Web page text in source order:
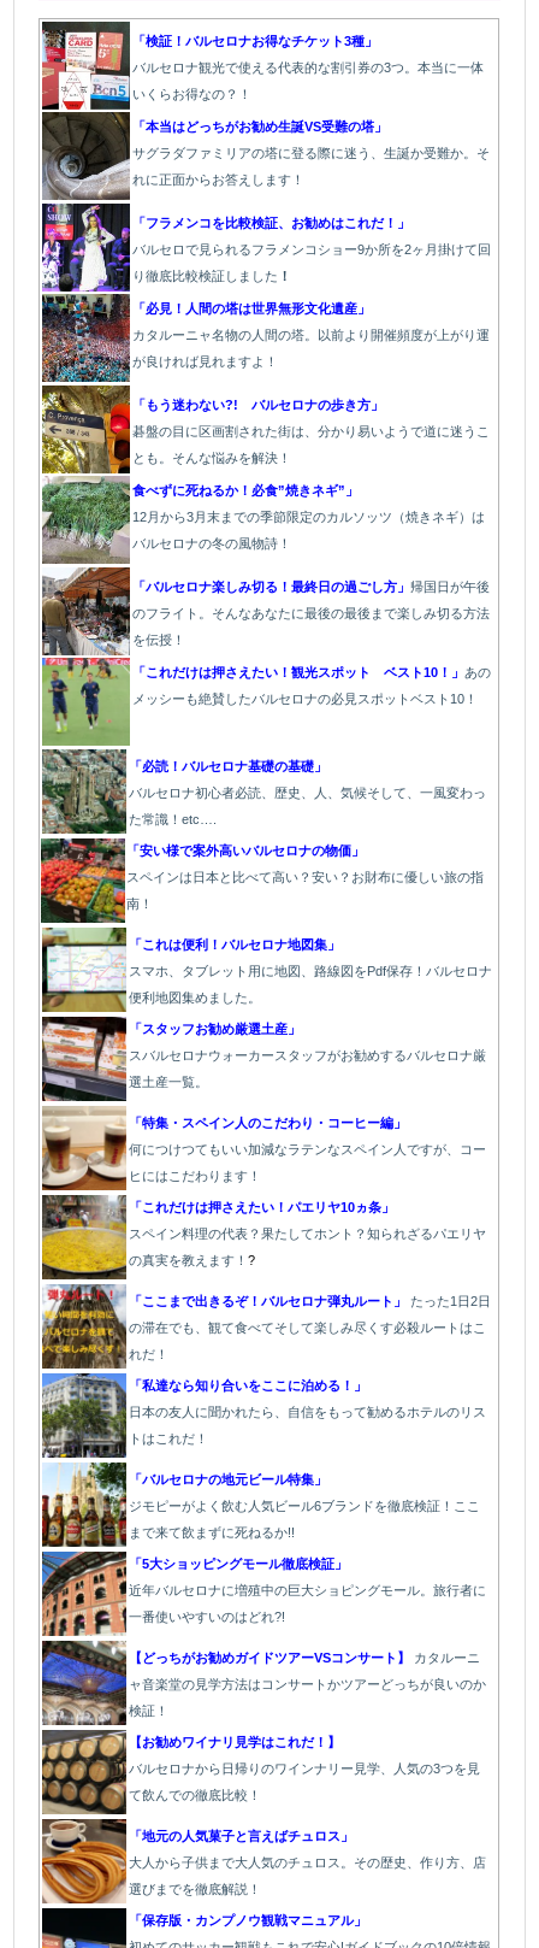
「検証！バルセロナお得なチケット3種」
バルセロナ観光で使える代表的な割引券の3つ。本当に一体
いくらお得なの？！
「本当はどっちがお勧め生誕VS受難の塔」
サグラダファミリアの塔に登る際に迷う、生誕か受難か。そ
れに正面からお答えします！
「フラメンコを比較検証、お勧めはこれだ！」
バルセロで見られるフラメンコショー9か所を2ヶ月掛けて回
り徹底比較検証しました ！
「必見！人間の塔は世界無形文化遺産」
カタルーニャ名物の人間の塔。以前より開催頻度が上がり運
が良ければ見れますよ！
「もう迷わない?! バルセロナの歩き方」
碁盤の目に区画割された街は、分かり易いようで道に迷うこ
とも。そんな悩みを解決！
食べずに死ねるか！必食”焼きネギ”」
12月から3月末までの季節限定のカルソッツ（焼きネギ）は
バルセロナの冬の風物詩！
「バルセロナ楽しみ切る！最終日の過ごし方」帰国日が午後
のフライト。そんなあなたに最後の最後まで楽しみ切る方法
を伝授！
「これだけは押さえたい！観光スポット ベスト10！」 あの
メッシーも絶賛したバルセロナの必見スポットベスト10！
「必読！バルセロナ基礎の基礎」
バルセロナ初心者必読、歴史、人、気候そして、一風変わっ
た常識！etc….
「安い様で案外高いバルセロナの物価」
スペインは日本と比べて高い？安い？お財布に優しい旅の指
南！
「これは便利！バルセロナ地図集」
スマホ、タブレット用に地図、路線図をPdf保存！バルセロナ
便利地図集めました。
「スタッフお勧め厳選土産」
スバルセロナウォーカースタッフがお勧めするバルセロナ厳
選土産一覧。
「特集・スペイン人のこだわり・コーヒー編」
何につけつてもいい加減なラテンなスペイン人ですが、コー
ヒにはこだわります ！
「これだけは押さえたい！パエリヤ10ヵ条」
スペイン料理の代表？果たしてホント？知られざるパエリヤ
の真実を教えます！?
「ここまで出きるぞ！バルセロナ弾丸ルート」 たった1 日2日
の滞在でも、観て食べてそして楽しみ尽くす必殺ルートはこ
れだ！
「私達なら知り合いをここに泊める！」
日本の友人に聞かれたら、自信をもって勧めるホテルのリス
トはこれだ！
「バルセロナの地元ビール特集」
ジモピーがよく飲む人気ビール6ブランドを徹底検証！ここ
まで来て飲まずに死ねるか!!
「5大ショッピングモール徹底検証」
近年バルセロナに増殖中の巨大ショピングモール。旅行者に
一番使いやすいのはどれ?!
【どっちがお勧めガイドツアーVSコンサート】 カタルーニ
ャ音楽堂の見学方法はコンサートかツアーどっちが良いのか
検証！
【お勧めワイナリ見学はこれだ！】
バルセロナから日帰りのワインナリー見学、人気の3つを見
て飲んでの徹底比較！
「地元の人気菓子と言えばチュロス」
大人から子供まで大人気のチュロス。その歴史、作り方、店
選びまでを徹底解説！
「保存版・カンプノウ観戦マニュアル」